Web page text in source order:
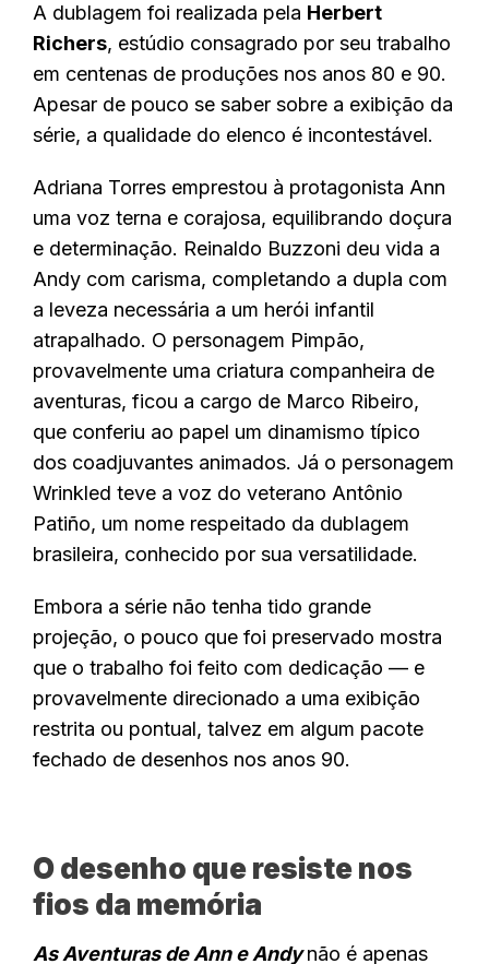
A dublagem foi realizada pela Herbert
Richers, estúdio consagrado por seu trabalho
em centenas de produções nos anos 80 e 90.
Apesar de pouco se saber sobre a exibição da
série, a qualidade do elenco é incontestável.
Adriana Torres emprestou à protagonista Ann
uma voz terna e corajosa, equilibrando doçura
e determinação. Reinaldo Buzzoni deu vida a
Andy com carisma, completando a dupla com
a leveza necessária a um herói infantil
atrapalhado. O personagem Pimpão,
provavelmente uma criatura companheira de
aventuras, ficou a cargo de Marco Ribeiro,
que conferiu ao papel um dinamismo típico
dos coadjuvantes animados. Já o personagem
Wrinkled teve a voz do veterano Antônio
Patiño, um nome respeitado da dublagem
brasileira, conhecido por sua versatilidade.
Embora a série não tenha tido grande
projeção, o pouco que foi preservado mostra
que o trabalho foi feito com dedicação — e
provavelmente direcionado a uma exibição
restrita ou pontual, talvez em algum pacote
fechado de desenhos nos anos 90.
O desenho que resiste nos
fios da memória
As Aventuras de Ann e Andy não é apenas